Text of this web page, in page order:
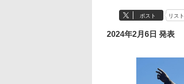
ポスト リスト
2024年2月6日 発表